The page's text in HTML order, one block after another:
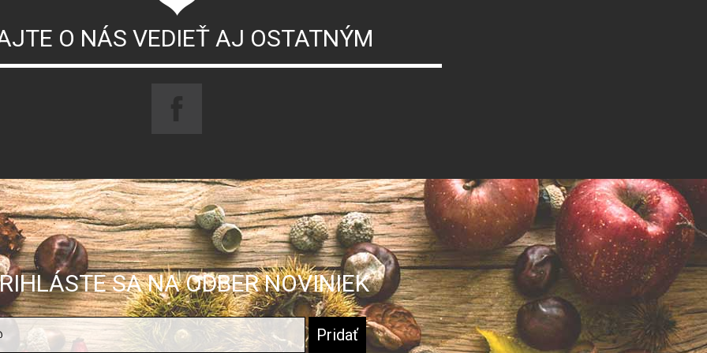
O NÁS VEDIEŤ AJ OSTATNÝM
SA NA ODBER NOVINIEK